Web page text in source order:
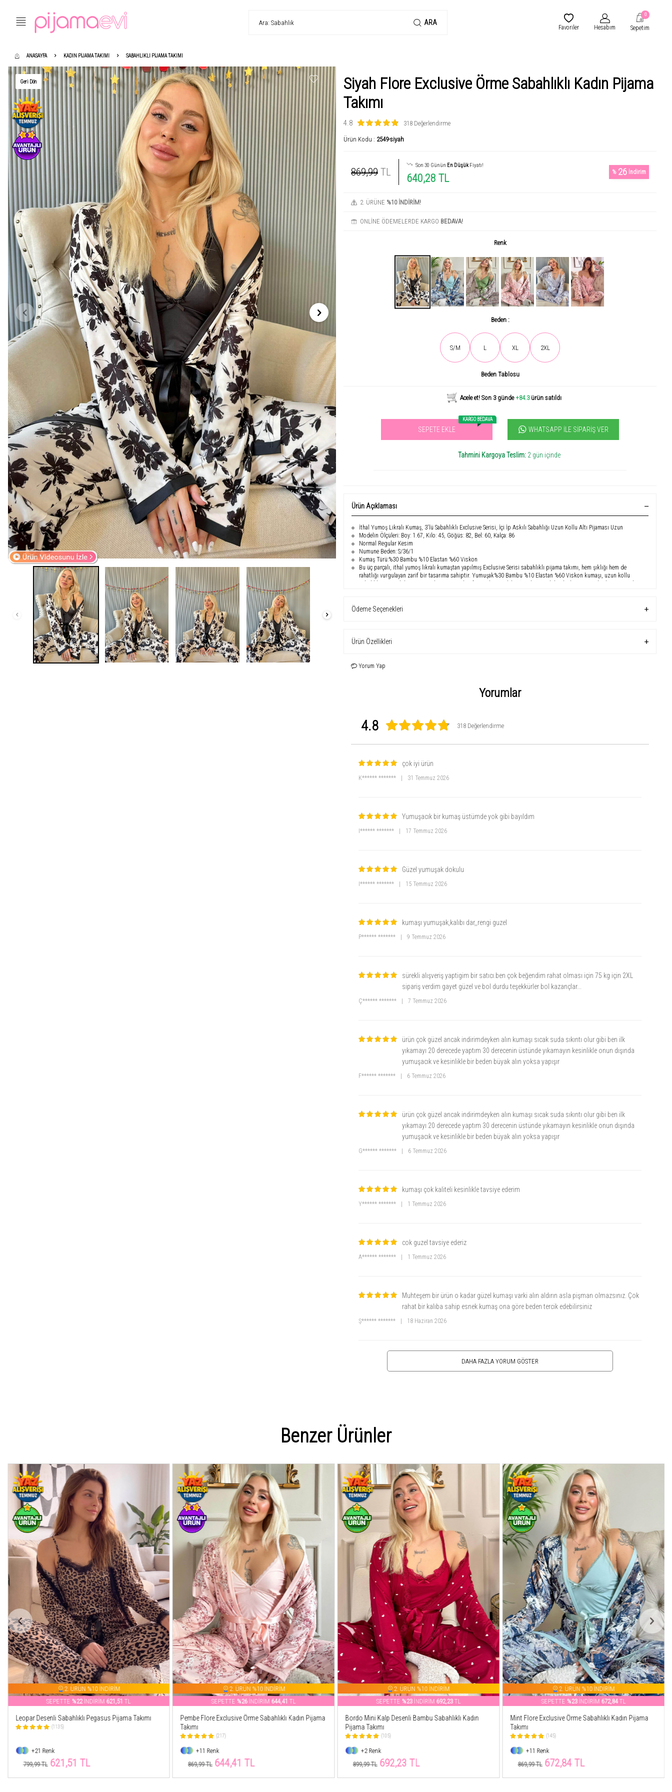
ARA
Favoriler Hesabım
0
Sepetim
ANASAYFA KADIN PIJAMA TAKIMI SABAHLIKLI PIJAMA TAKIMI
Geri Dön
Siyah Flore Exclusive Örme Sabahlıklı Kadın Pijama
Takımı
4.8 318 Değerlendirme
Ürün Kodu : 2549-siyah
869,99 TL
Son 30 Günün En DüşükFiyatı!
640,28 TL %26 İndirim
2. ÜRÜNE %10 İNDİRİM!
ONLİNE ÖDEMELERDE KARGO BEDAVA!
Renk
Beden :
S/M L XL 2XL
Beden Tablosu
Son gün içerisinde 1299 kişi tarafından incelendi!
Acele et! Son 3 günde+84.3 ürün satıldı
Sevilen ürün! 11.3B kişi favoriledi!+1843ürün satıldı
SEPETE EKLE
KARGO BEDAVA
WHATSAPP İLE SIPARIŞ VER
Tahmini Kargoya Teslim: 2 gün içinde
Ürün Açıklaması
İthal Yumoş Likralı Kumaş, 3'lü Sabahlıklı Exclusive Serisi, İçi İp Askılı Sabahlığı Uzun Kollu Altı Pijaması Uzun
Modelin Ölçüleri: Boy: 1.67, Kilo: 45, Göğüs: 82, Bel: 60, Kalça: 86
Normal Regular Kesim
Numune Beden: S/36/1
Kumaş Türü:%30 Bambu %10 Elastan %60 Viskon
Bu üç parçalı, ithal yumoş likralı kumaştan yapılmış Exclusive Serisi sabahlıklı pijama takımı, hem şıklığı hem de
rahatlığı vurgulayan zarif bir tasarıma sahiptir. Yumuşak%30 Bambu %10 Elastan %60 Viskon kumaşı, uzun kollu
Ödeme Seçenekleri
Ürün Özellikleri
Yorum Yap
Yorumlar
4.8 318 Değerlendirme
çok iyi ürün
K****** ******* 31 Temmuz 2026
Yumuşacık bir kumaş üstümde yok gibi bayıldım
I****** ******* 17 Temmuz 2026
Güzel yumuşak dokulu
I****** ******* 15 Temmuz 2026
kumaşı yumuşak,kalıbı dar,,rengi guzel
P****** ******* 9 Temmuz 2026
sürekli alışveriş yaptigim bir satıcı.ben çok beğendim rahat olması için 75 kg için 2XL
sipariş verdim gayet güzel ve bol durdu teşekkürler bol kazançlar...
Ç****** ******* 7 Temmuz 2026
ürün çok güzel ancak indirimdeyken alın kumaşı sıcak suda sıkıntı olur gibi ben ilk
yıkamayı 20 derecede yaptım 30 derecenin üstünde yıkamayın kesinlikle onun dışında
yumuşacık ve kesinlikle bir beden büyak alın yoksa yapışır
F****** ******* 6 Temmuz 2026
ürün çok güzel ancak indirimdeyken alın kumaşı sıcak suda sıkıntı olur gibi ben ilk
yıkamayı 20 derecede yaptım 30 derecenin üstünde yıkamayın kesinlikle onun dışında
yumuşacık ve kesinlikle bir beden büyak alın yoksa yapışır
G****** ******* 6 Temmuz 2026
kumaşı çok kaliteli kesinlikle tavsiye ederim
Y****** ******* 1 Temmuz 2026
cok guzel tavsiye ederiz
A****** ******* 1 Temmuz 2026
Muhteşem bir ürün o kadar güzel kumaşı varki alın aldırın asla pişman olmazsınız. Çok
rahat bir kalıba sahip esnek kumaş ona göre beden tercik edebilirsiniz
Ş****** ******* 18 Haziran 2026
DAHA FAZLA YORUM GÖSTER
Benzer Ürünler
2. ÜRÜN %10 İNDİRİM
SEPETTE %22İNDİRİM 621,51 TL
Leopar Desenli Sabahlıklı Pegasus Pijama Takımı
(1135)
+21 Renk
799,99 TL 621,51 TL
2. ÜRÜN %10 İNDİRİM
SEPETTE %26İNDİRİM 644,41 TL
Pembe Flore Exclusive Örme Sabahlıklı Kadın Pijama
Takımı
(217)
+11 Renk
869,99 TL 644,41 TL
2. ÜRÜN %10 İNDİRİM
SEPETTE %23İNDİRİM 692,23TL
Bordo Mini Kalp Desenli Bambu Sabahlıklı Kadın
Pijama Takımı
(105)
+2 Renk
899,99 TL 692,23 TL
2. ÜRÜN %10 İNDİRİM
SEPETTE %23İNDİRİM 672,84TL
Mint Flore Exclusive Örme Sabahlıklı Kadın Pijama
Takımı
(145)
+11 Renk
869,99 TL 672,84 TL